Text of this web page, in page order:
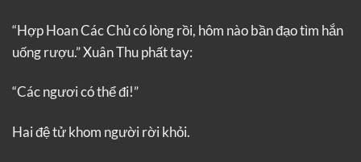
“Hợp Hoan Các Chủ có lòng rồi, hôm nào bần đạo tìm hắn
uống rượu.” Xuân Thu phất tay:
“Các ngươi có thể đi!”
Hai đệ tử khom người rời khỏi.